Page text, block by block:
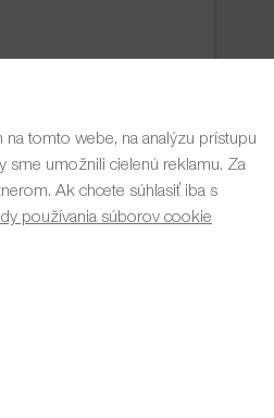
pre prihlásenie užívateľa.
tomto webe, na analýzu prístupu
sme umožnili cielenú reklamu. Za
Ak chcete súhlasiť iba s
používania súborov cookie